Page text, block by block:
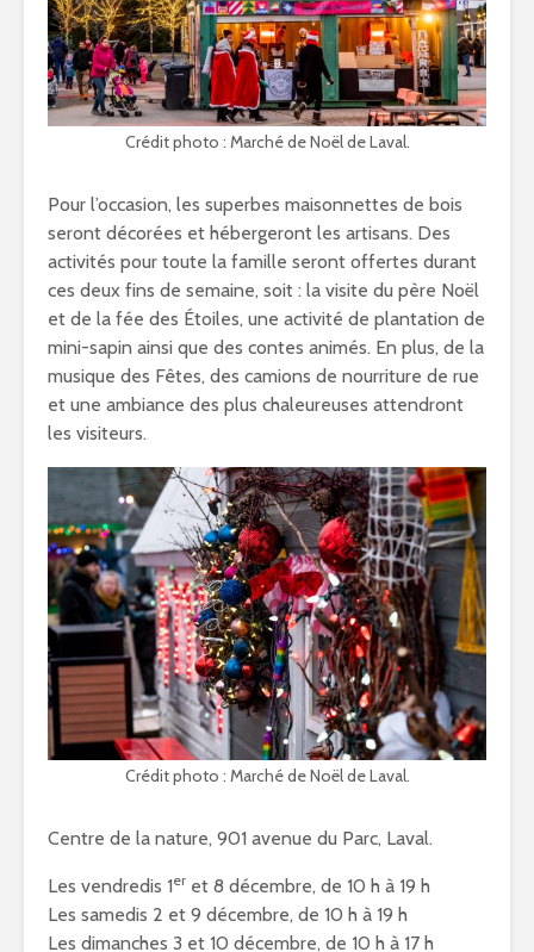
Crédit photo : Marché de Noël de Laval.
Pour l’occasion, les superbes maisonnettes de bois
seront décorées et hébergeront les artisans. Des
activités pour toute la famille seront offertes durant
ces deux fins de semaine, soit : la visite du père Noël
et de la fée des Étoiles, une activité de plantation de
mini-sapin ainsi que des contes animés. En plus, de la
musique des Fêtes, des camions de nourriture de rue
et une ambiance des plus chaleureuses attendront
les visiteurs.
Crédit photo : Marché de Noël de Laval.
Centre de la nature, 901 avenue du Parc, Laval.
Les vendredis 1er et 8 décembre, de 10 h à 19 h
Les samedis 2 et 9 décembre, de 10 h à 19 h
Les dimanches 3 et 10 décembre, de 10 h à 17 h